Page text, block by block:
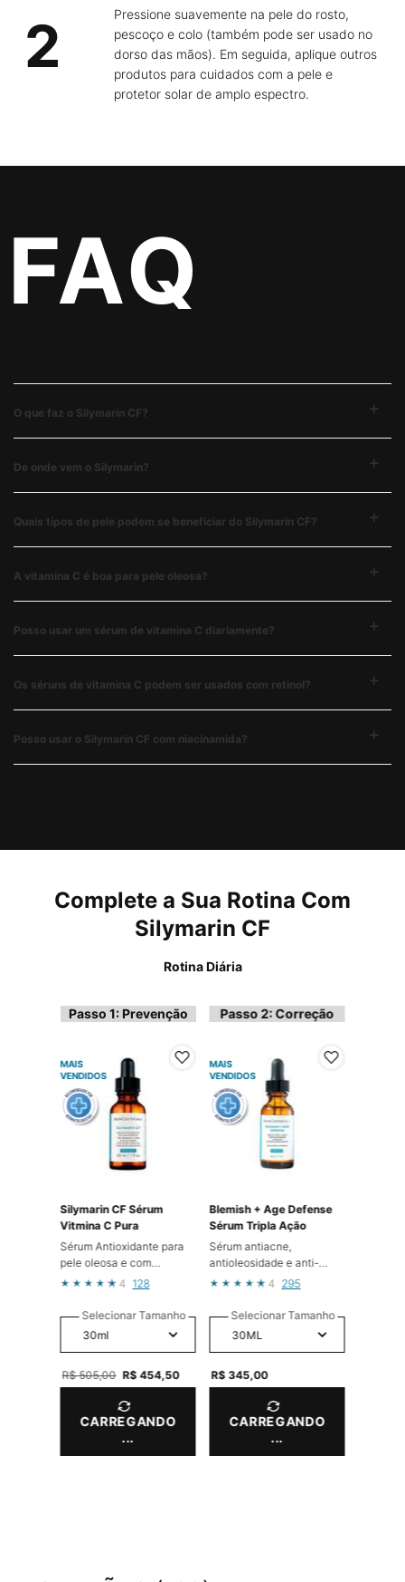
2
Pressione suavemente na pele do rosto,
pescoço e colo (também pode ser usado no
dorso das mãos). Em seguida, aplique outros
produtos para cuidados com a pele e
protetor solar de amplo espectro.
O que faz o Silymarin CF?
De onde vem o Silymarin?
Quais tipos de pele podem se beneficiar do Silymarin CF?
A vitamina C é boa para pele oleosa?
Posso usar um sérum de vitamina C diariamente?
Os séruns de vitamina C podem ser usados com retinol?
Posso usar o Silymarin CF com niacinamida?
Complete a Sua Rotina Com
Silymarin CF
Rotina Diária
Passo 1: Prevenção
MAIS
VENDIDOS
Silymarin CF Sérum
Vitmina C Pura
Sérum Antioxidante para
pele oleosa e com
tendência a acne
4 128
Selecionar Tamanho
Old price
R$ 505,00 New price
R$ 454,50
CARREGANDO
...
Passo 2: Correção
MAIS
VENDIDOS
Blemish + Age Defense
Sérum Tripla Ação
Sérum antiacne,
antioleosidade e anti-
envelhecimento
4 295
Selecionar Tamanho
R$ 345,00
CARREGANDO
...